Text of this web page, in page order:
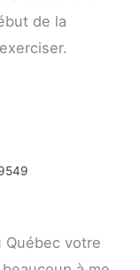
de la
Québec votre